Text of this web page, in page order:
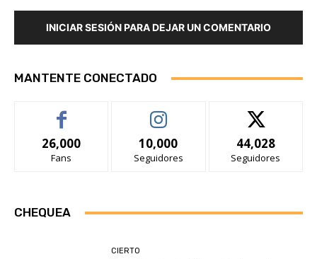
INICIAR SESIÓN PARA DEJAR UN COMENTARIO
MANTENTE CONECTADO
26,000
Fans
10,000
Seguidores
44,028
Seguidores
CHEQUEA
CIERTO